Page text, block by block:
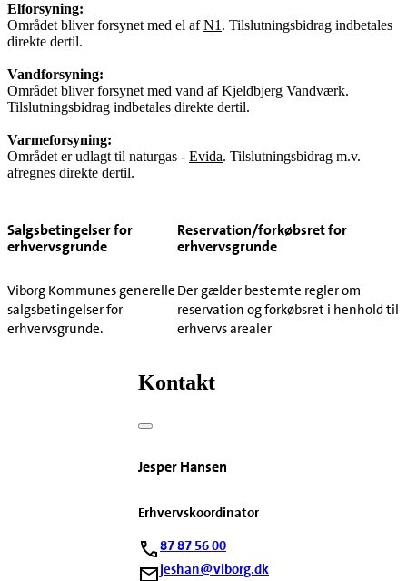
Elforsyning:
Området bliver forsynet med el afN1 . Tilslutningsbidrag indbetales
direkte dertil.
Vandforsyning:
Området bliver forsynet med vand af Kjeldbjerg Vandværk.
Tilslutningsbidrag indbetales direkte dertil.
Varmeforsyning:
Området er udlagt til naturgas - Evida. Tilslutningsbidrag m.v.
afregnes direkte dertil.
Salgsbetingelser for
erhvervsgrunde
Viborg Kommunes generelle
salgsbetingelser for
erhvervsgrunde.
Reservation/forkøbsret for
erhvervsgrunde
Der gælder bestemte regler om
reservation og forkøbsret i henhold til
erhvervs arealer
Kontakt
Jesper Hansen
Erhvervskoordinator
87 87 56 00
jeshan@viborg.dk